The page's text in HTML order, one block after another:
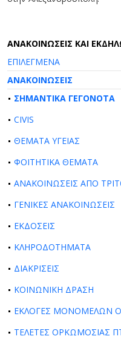
AΝΑΚΟΙΝΩΣΕΙΣ ΚΑΙ
ΕΠΙΛΕΓΜΕΝΑ
ΑΝΑΚΟΙΝΩΣΕΙΣ
ΣΗΜΑΝΤΙΚΑ ΓΕΓΟΝΟΤΑ
CIVIS
ΘΕΜΑΤΑ ΥΓΕΙΑΣ
ΦΟΙΤΗΤΙΚΑ ΘΕΜΑΤΑ
ΑΝΑΚΟΙΝΩΣΕΙΣ ΑΠΟ
ΓΕΝΙΚΕΣ ΑΝΑΚΟΙΝΩΣΕΙΣ
ΕΚΔΟΣΕΙΣ
ΚΛΗΡΟΔΟΤΗΜΑΤΑ
ΔΙΑΚΡΙΣΕΙΣ
ΚΟΙΝΩΝΙΚΗ ΔΡΑΣΗ
ΕΚΛΟΓΕΣ ΜΟΝΟΜΕΛΩΝ
ΤΕΛΕΤΕΣ ΟΡΚΩΜΟΣΙΑΣ